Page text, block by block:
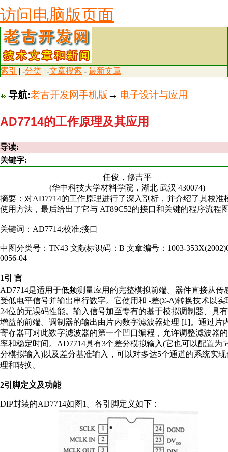
访问电脑版页面
索引 | -分类 | -文章搜索 - 最新文章 |
导航:老古开发网手机版 → 电子设计与应用
AD7714的工作原理及其应用
导读:
关键字:
任俊，修吉平
(华中科技大学材料学院，湖北 武汉 430074)
摘要：对AD7714的工作原理进行了深入剖析，并介绍了其校准
使用方法，最后给出了它与 AT89C52的接口和关键的程序流程
关键词：AD7714;校准;接口
中图分类号：TN43 文献标识码：B 文章编号：1003-
0056-04
1引 言
AD7714是适用于低频测量应用的完整模拟前端。器件直接从传
受低电平信号并输出串行数字。它使用和 -差(Σ-Δ)转换技术以实
24位的无误码性能。输入信号加至专有的基于模拟调制器、具
增益的前端。调制器的输出由片内数字滤波器处理 [1]。通过片
寄存器可对此数字滤波器的第一个凹口编程，允许调整滤波器
率和稳定时间。AD7714具有3个差分模拟输入(它也可以配置为
分模拟输入)以及差分基准输入，可以对多达5个通道的系统实
理和转换。
2引脚定义及功能
DIP封装的AD7714如图1。各引脚定义如下：